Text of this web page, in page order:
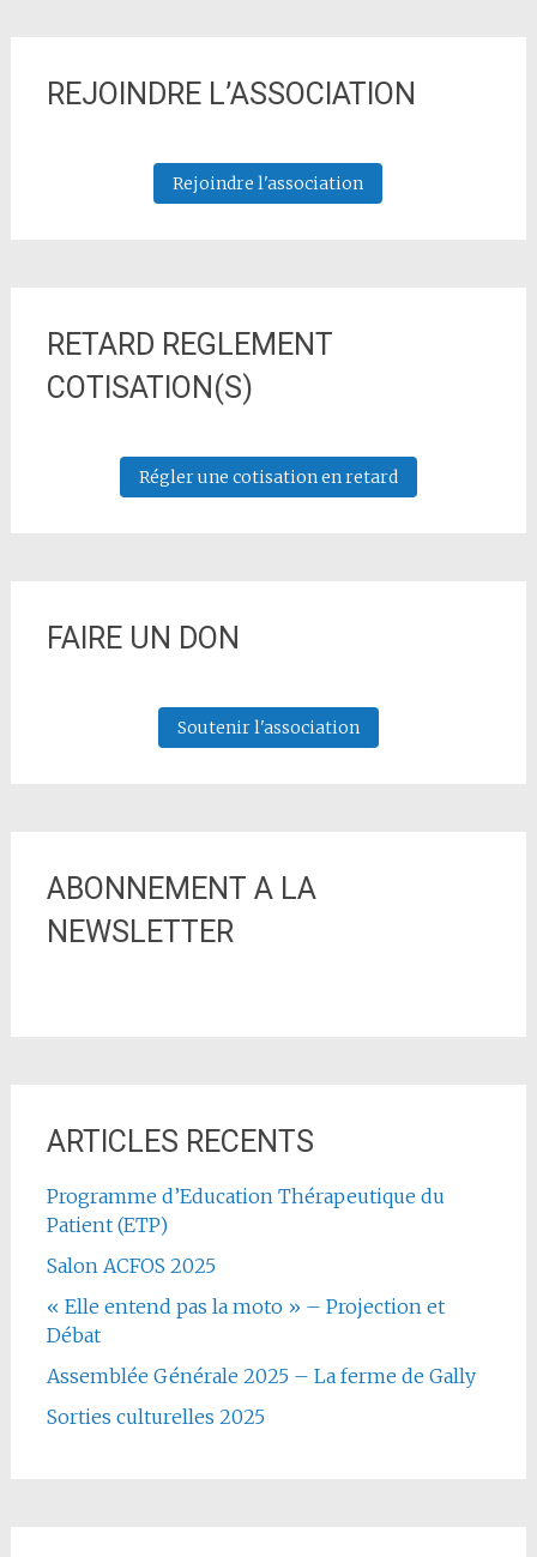
REJOINDRE L’ASSOCIATION
Rejoindre l'association
RETARD REGLEMENT
COTISATION(S)
Régler une cotisation en retard
FAIRE UN DON
Soutenir l'association
ABONNEMENT A LA
NEWSLETTER
ARTICLES RECENTS
Programme d’Education Thérapeutique du
Patient (ETP)
Salon ACFOS 2025
« Elle entend pas la moto » – Projection et
Débat
Assemblée Générale 2025 – La ferme de Gally
Sorties culturelles 2025